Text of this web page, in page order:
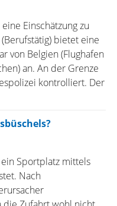
Einschätzung zu
bietet eine
von Belgien (Flughafen
an. An der Grenze
kontrolliert. Der
Sportplatz mittels
Nach